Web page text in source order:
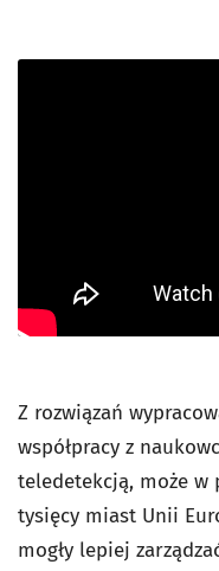
Z rozwiązań
współpracy z
teledetekcją, może w
tysięcy miast Unii
mogły lepiej